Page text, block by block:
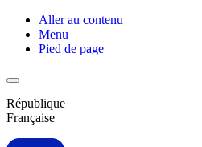
Aller au contenu
Menu
Pied de page
République
Française